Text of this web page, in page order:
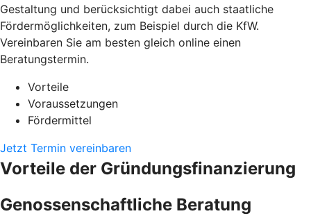
Gestaltung und berücksichtigt dabei auch staatliche
Fördermöglichkeiten, zum Beispiel durch die KfW.
Vereinbaren Sie am besten gleich online einen
Beratungstermin.
Vorteile
Voraussetzungen
Fördermittel
Jetzt Termin vereinbaren
Vorteile der Gründungsfinanzierung
Genossenschaftliche Beratung